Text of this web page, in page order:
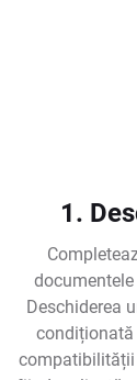
1.
Deschiderea
condiționată
compatibilității